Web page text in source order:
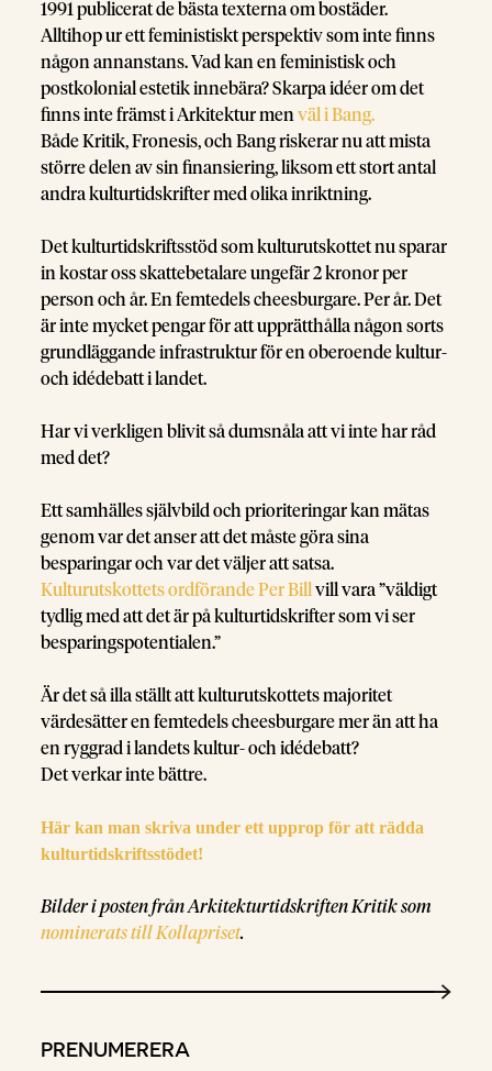
1991 publicerat de bästa texterna om bostäder.
Alltihop ur ett feministiskt perspektiv som inte finns
någon annanstans. Vad kan en feministisk och
postkolonial estetik innebära? Skarpa idéer om det
finns inte främst i Arkitektur menväl i Bang.
Både Kritik, Fronesis, och Bang riskerar nu att mista
större delen av sin finansiering, liksom ett stort antal
andra kulturtidskrifter med olika inriktning.
Det kulturtidskriftsstöd som kulturutskottet nu sparar
in kostar oss skattebetalare ungefär 2 kronor per
person och år. En femtedels cheesburgare. Per år. Det
är inte mycket pengar för att upprätthålla någon sorts
grundläggande infrastruktur för en oberoende kultur-
och idédebatt i landet.
Har vi verkligen blivit så dumsnåla att vi inte har råd
med det?
Ett samhälles självbild och prioriteringar kan mätas
genom var det anser att det måste göra sina
besparingar och var det väljer att satsa.
Kulturutskottets ordförande Per Bill
vill vara ”väldigt
tydlig med att det är på kulturtidskrifter som vi ser
besparingspotentialen.”
Är det så illa ställt att kulturutskottets majoritet
värdesätter en femtedels cheesburgare mer än att ha
en ryggrad i landets kultur- och idédebatt?
Det verkar inte bättre.
Här kan man skriva under ett upprop för att rädda
kulturtidskriftsstödet!
Bilder i posten från Arkitekturtidskriften Kritik som
nominerats till Kollapriset.
PRENUMERERA